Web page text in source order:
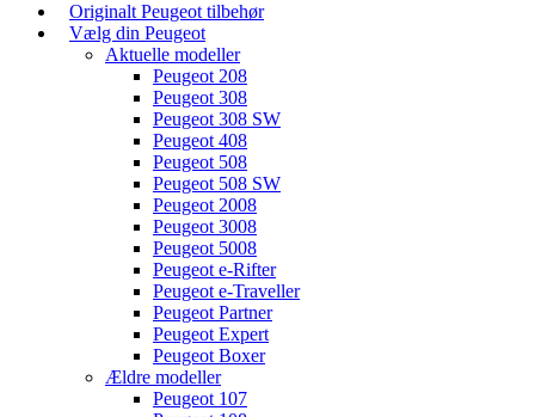
Originalt Peugeot tilbehør
Vælg din Peugeot
Aktuelle modeller
Peugeot 208
Peugeot 308
Peugeot 308 SW
Peugeot 408
Peugeot 508
Peugeot 508 SW
Peugeot 2008
Peugeot 3008
Peugeot 5008
Peugeot e-Rifter
Peugeot e-Traveller
Peugeot Partner
Peugeot Expert
Peugeot Boxer
Ældre modeller
Peugeot 107